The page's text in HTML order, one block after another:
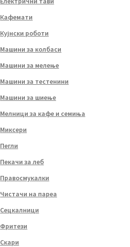
Кафемати
Кујнски роботи
Машини за колбаси
Машини за мелење
Машини за тестенини
Машини за шиење
Мелници за кафе и семиња
Миксери
Пегли
Пекачи за леб
Правосмукалки
Чистачи на пареа
Сецкалници
Фритези
Скари